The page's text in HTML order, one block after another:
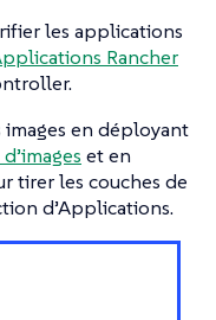
les applications
Rancher
en déployant
et en
tirer les couches de
d’Applications.